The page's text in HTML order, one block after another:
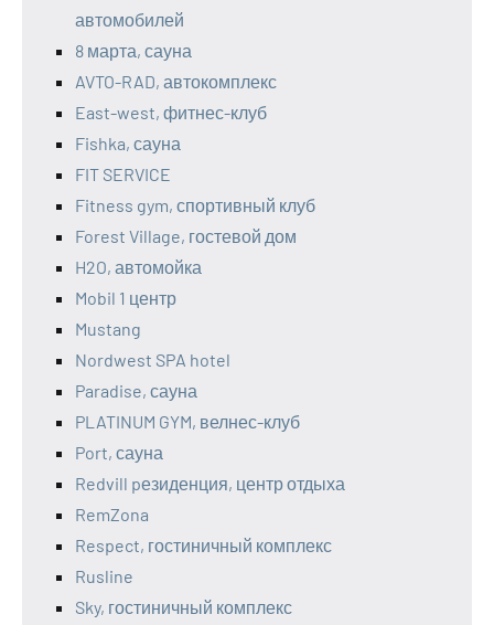
автомобилей
8 марта, сауна
AVTO-RAD, автокомплекс
East-west, фитнес-клуб
Fishka, сауна
FIT SERVICE
Fitness gym, спортивный клуб
Forest Village, гостевой дом
H2O, автомойка
Mobil 1 центр
Mustang
Nordwest SPA hotel
Paradise, сауна
PLATINUM GYM, велнес-клуб
Port, сауна
Redvill pезиденция, центр отдыха
RemZona
Respect, гостиничный комплекс
Rusline
Sky, гостиничный комплекс